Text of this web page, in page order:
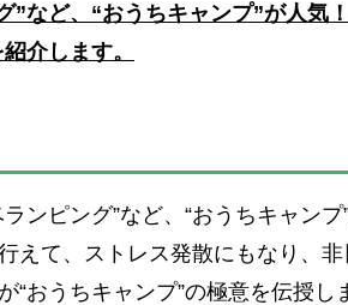
など、“おうちキャンプ”が人気
介します。
ンピング”など、“おうちキャンプ
えて、ストレス発散にもなり、
おうちキャンプ”の極意を伝授し